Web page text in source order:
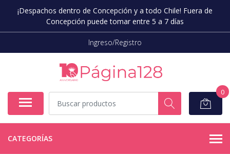
¡Despachos dentro de Concepción y a todo Chile! Fuera de
Concepción puede tomar entre 5 a 7 días
Ingreso/Registro
0
CATEGORÍAS